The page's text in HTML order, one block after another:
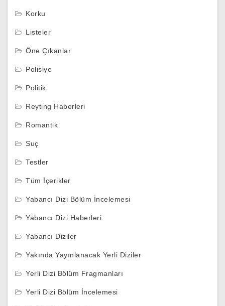
Korku
Listeler
Öne Çıkanlar
Polisiye
Politik
Reyting Haberleri
Romantik
Suç
Testler
Tüm İçerikler
Yabancı Dizi Bölüm İncelemesi
Yabancı Dizi Haberleri
Yabancı Diziler
Yakında Yayınlanacak Yerli Diziler
Yerli Dizi Bölüm Fragmanları
Yerli Dizi Bölüm İncelemesi